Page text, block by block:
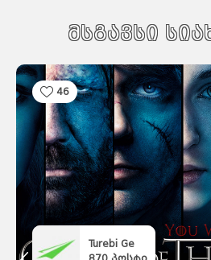
მსგავსი
46
Turebi Ge